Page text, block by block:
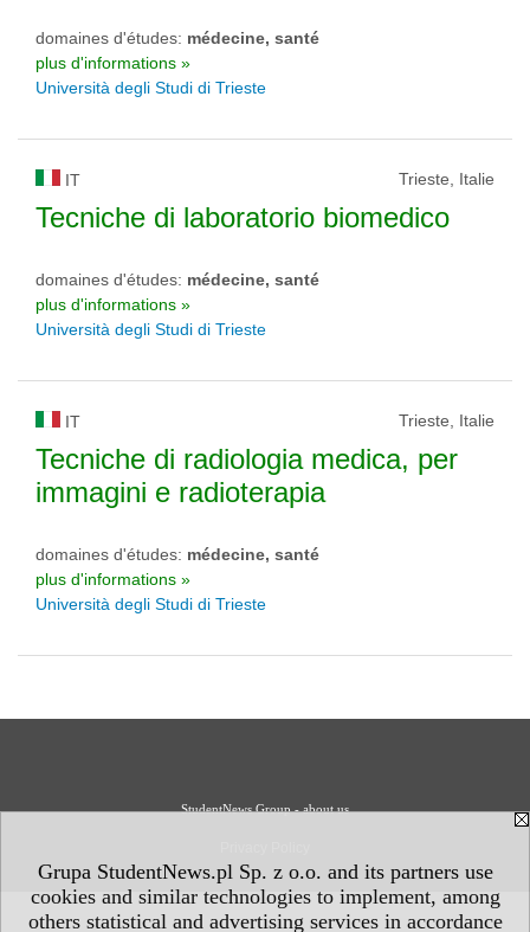
Grupa StudentNews.pl Sp. z o.o. and its partners use
cookies and similar technologies to implement, among
others statistical and advertising services in accordance
domaines d'études: médecine, santé
plus d'informations »
Università degli Studi di Trieste
IT Trieste, Italie
Tecniche di laboratorio biomedico
domaines d'études: médecine, santé
plus d'informations »
Università degli Studi di Trieste
IT Trieste, Italie
Tecniche di radiologia medica, per
immagini e radioterapia
domaines d'études: médecine, santé
plus d'informations »
Università degli Studi di Trieste
StudentNews Group - about us